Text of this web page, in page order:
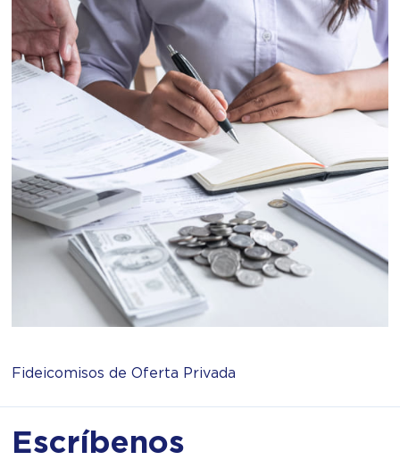
Fideicomisos de Oferta Privada
Escríbenos